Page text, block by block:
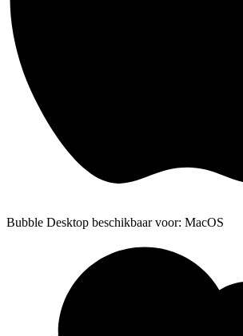
Bubble Desktop beschikbaar voor: MacOS